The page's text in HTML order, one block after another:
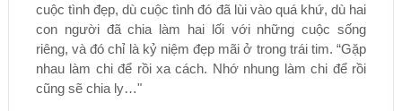
cuộc tình đẹp, dù cuộc tình đó đã lùi vào quá khứ, dù hai
con người đã chia làm hai lối với những cuộc sống
riêng, và đó chỉ là kỷ niệm đẹp mãi ở trong trái tim. “Gặp
nhau làm chi để rồi xa cách. Nhớ nhung làm chi để rồi
cũng sẽ chia ly…"